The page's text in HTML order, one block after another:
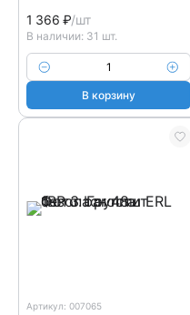
1 366₽/шт
В наличии: 31 шт.
В корзину
Артикул: 007065